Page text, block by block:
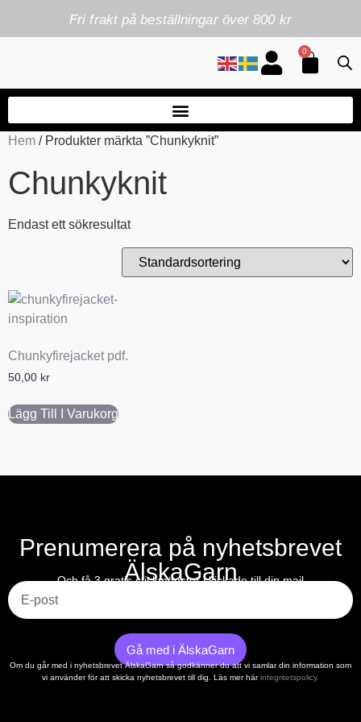
Fri frakt på beställningar över 800 kr
0
Hem / Produkter märkta ”Chunkyknit”
Chunkyknit
Endast ett sökresultat
Chunkyfirejacket pdf.
50,00 kr
Lägg Till I Varukorg
Prenumerera på nyhetsbrevet
ÄlskaGarn
Och få 3 gratis stickmönster skickade till din mail
Gå med i ÄlskaGarn
Om du går med i nyhetsbrevet ÄlskaGarn så godkänner du att vi samlar din information som
vi använder för att skicka nyhetsbrevet till dig. Läs mer härintegritetspolicy.